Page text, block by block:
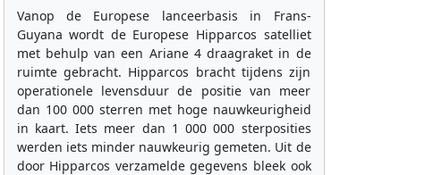
Vanop de Europese lanceerbasis in Frans-
Guyana wordt de Europese Hipparcos satelliet
met behulp van een Ariane 4 draagraket in de
ruimte gebracht. Hipparcos bracht tijdens zijn
operationele levensduur de positie van meer
dan 100 000 sterren met hoge nauwkeurigheid
in kaart. Iets meer dan 1 000 000 sterposities
werden iets minder nauwkeurig gemeten. Uit de
door Hipparcos verzamelde gegevens bleek ook